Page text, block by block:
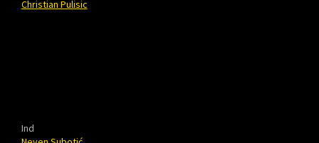
Christian Pulisic
Ind